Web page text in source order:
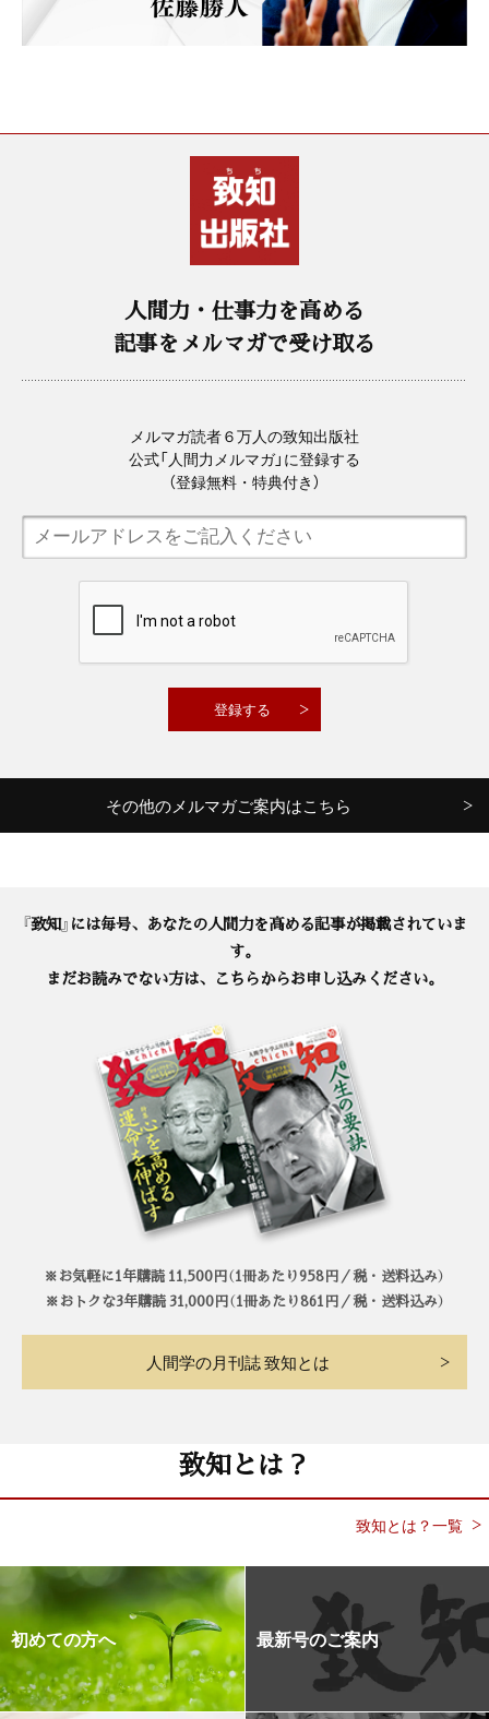
人間力・仕事力を高める
記事をメルマガで受け取る
メルマガ読者６万人の致知出版社
公式「人間力メルマガ」に登録する
（登録無料・特典付き）
その他のメルマガご案内はこちら
『致知』には毎号、あなたの人間力を高める記事が掲載されていま
す。
まだお読みでない方は、こちらからお申し込みください。
※お気軽に1年購読 11,500円（1冊あたり958円／税・送料込み）
※おトクな3年購読 31,000円（1冊あたり861円／税・送料込み）
人間学の月刊誌 致知とは
致知とは？
致知とは？一覧
初めての方へ 最新号のご案内